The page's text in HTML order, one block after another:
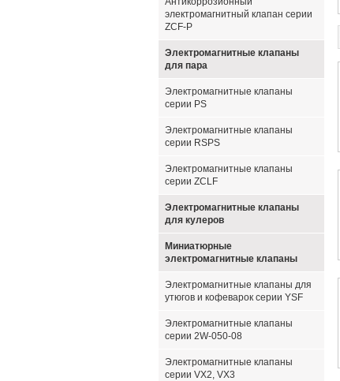
электромагнитный клапан серии
ZCF-P
Электромагнитные клапаны
для пара
Электромагнитные клапаны
серии PS
Электромагнитные клапаны
серии RSPS
Электромагнитные клапаны
серии ZCLF
Электромагнитные клапаны
для кулеров
Миниатюрные
электромагнитные клапаны
Электромагнитные клапаны для
утюгов и кофеварок серии YSF
Электромагнитные клапаны
серии 2W-050-08
Электромагнитные клапаны
серии VX2, VX3